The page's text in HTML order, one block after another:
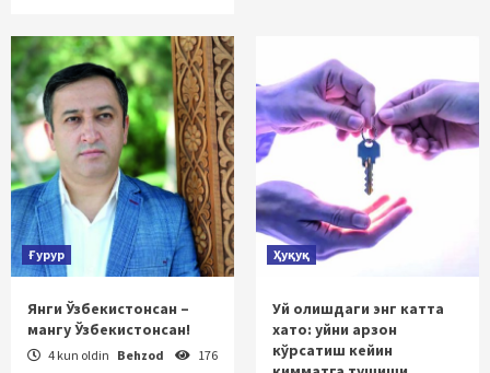
Ғурур
Янги Ўзбекистонсан –
мангу Ўзбекистонсан!
4 kun oldin Behzod 176
Ҳуқуқ
Уй олишдаги энг катта
хато: уйни арзон
кўрсатиш кейин